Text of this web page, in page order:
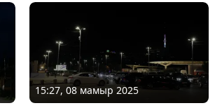
15:27, 08 мамыр 2025